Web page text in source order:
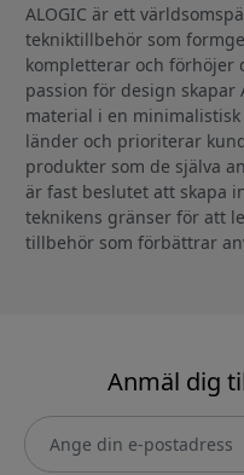
ALOGIC är ett
tekniktillbehör som
kompletterar och förhöjer
passion för design skapar
material i en minimalistisk
länder och prioriterar
produkter som de själva
är fast beslutet att skapa
teknikens gränser för att
tillbehör som förbättrar
Anmäl dig